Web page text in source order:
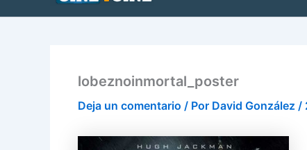
lobeznoinmortal_poster
Deja un comentario / Por David González /